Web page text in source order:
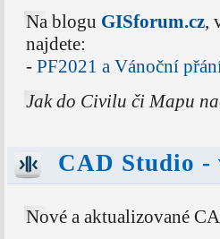
Na blogu GISforum.cz,
najdete:
- PF2021 a Vánoční
Jak do Civilu či Mapu
CAD Studio -
Nové a aktualizované